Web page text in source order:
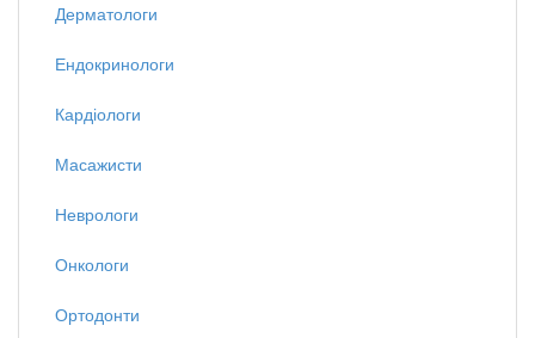
Дерматологи
Ендокринологи
Кардіологи
Масажисти
Неврологи
Онкологи
Ортодонти